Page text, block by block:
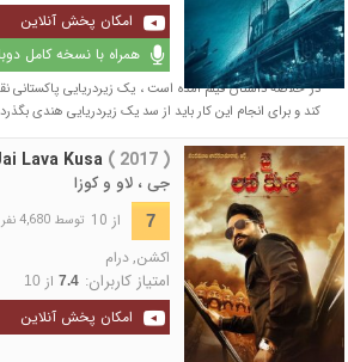
امکان پخش آنلاین
همراه با نسخه کامل
در خلاصه داستان فیلم آمده است ، یک زیردریایی پاکستانی
کند و برای انجام این کار باید از سد یک زیردریایی هندی
Lava Kusa ( 2017 )
جی ، لاو و کوزا
7 از 10 توسط 4,680 نفر در
اکشن,درام
امتیاز کاربران: 7.4از 10
امکان پخش آنلاین